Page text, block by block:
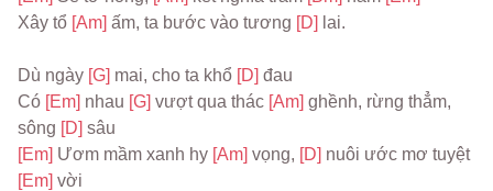
Xây tổ [Am] ấm, ta bước vào tương [D] lai.
Dù ngày [G] mai, cho ta khổ [D] đau
Có [Em] nhau [G] vượt qua thác [Am] ghềnh, rừng thẳm,
sông [D] sâu
[Em] Ươm mầm xanh hy [Am] vọng, [D]
nuôi ước mơ tuyệt
[Em] vời